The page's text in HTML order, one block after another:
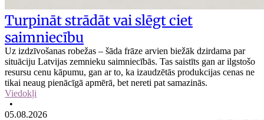
Turpināt strādāt vai slēgt ciet
saimniecību
Uz izdzīvošanas robežas – šāda frāze arvien biežāk dzirdama par
situāciju Latvijas zemnieku saimniecībās. Tas saistīts gan ar ilgstošo
resursu cenu kāpumu, gan ar to, ka izaudzētās produkcijas cenas ne
tikai neaug pienācīgā apmērā, bet nereti pat samazinās.
Viedokļi
•
05.08.2026